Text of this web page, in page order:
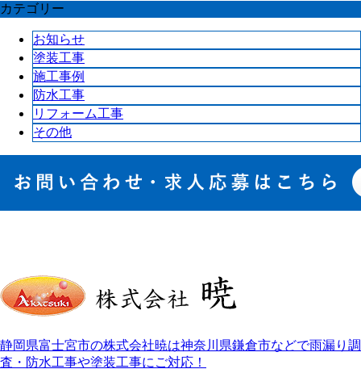
カテゴリー
お知らせ
塗装工事
施工事例
防水工事
リフォーム工事
その他
静岡県富士宮市の株式会社暁は神奈川県鎌倉市などで雨漏り調
査・防水工事や塗装工事にご対応！